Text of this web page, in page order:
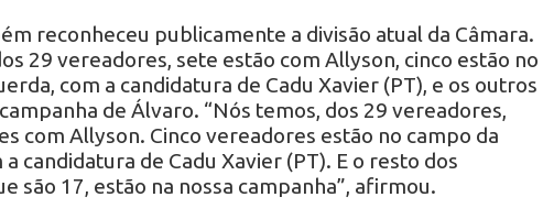
reconheceu publicamente a divisão atual da Câmara.
29 vereadores, sete estão com Allyson, cinco estão no
com a candidatura de Cadu Xavier (PT), e os outros
de Álvaro. “Nós temos, dos 29 vereadores,
com Allyson. Cinco vereadores estão no campo da
candidatura de Cadu Xavier (PT). E o resto dos
são 17, estão na nossa campanha”, afirmou.